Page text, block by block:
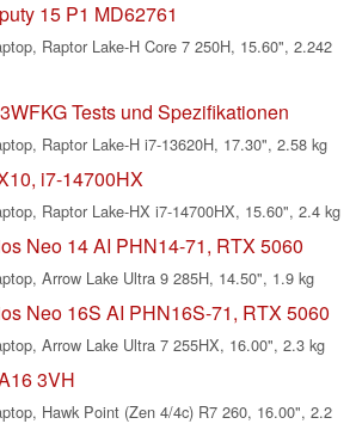
15 P1 MD62761
Raptor Lake-H Core 7 250H, 15.60", 2.242
Tests und Spezifikationen
Raptor Lake-H i7-13620H, 17.30", 2.58 kg
i7-14700HX
Raptor Lake-HX i7-14700HX, 15.60", 2.4 kg
Neo 14 AI PHN14-71, RTX 5060
Arrow Lake Ultra 9 285H, 14.50", 1.9 kg
Neo 16S AI PHN16S-71, RTX 5060
Arrow Lake Ultra 7 255HX, 16.00", 2.3 kg
3VH
Hawk Point (Zen 4/4c) R7 260, 16.00", 2.2